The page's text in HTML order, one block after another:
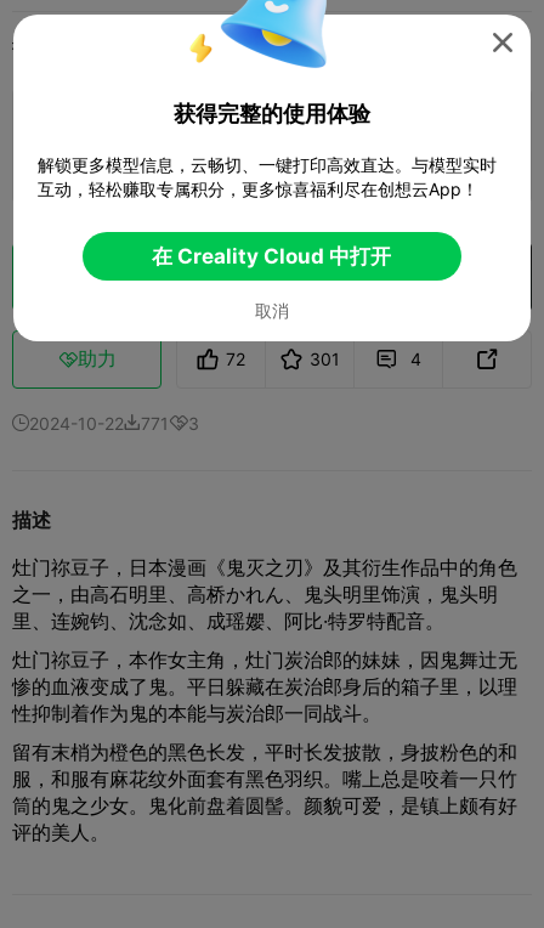
打印配置 其他 
 添加打印配置
赚取更多积分
切片 在 Creality Cloud 中打开
助力 72 301  4 
2024-10-227713
描述
灶门祢豆子，日本漫画《鬼灭之刃》及其衍生作品中的角色
之一，由高石明里、高桥かれん、鬼头明里饰演，鬼头明
里、连婉钧、沈念如、成瑶孆、阿比·特罗特配音。
灶门祢豆子，本作女主角，灶门炭治郎的妹妹，因鬼舞辻无
惨的血液变成了鬼。平日躲藏在炭治郎身后的箱子里，以理
性抑制着作为鬼的本能与炭治郎一同战斗。
留有末梢为橙色的黑色长发，平时长发披散，身披粉色的和
服，和服有麻花纹外面套有黑色羽织。嘴上总是咬着一只竹
筒的鬼之少女。鬼化前盘着圆髻。颜貌可爱，是镇上颇有好
评的美人。

获得完整的使用体验
解锁更多模型信息，云畅切、一键打印高效直达。与模型实时
互动，轻松赚取专属积分，更多惊喜福利尽在创想云App！
在 Creality Cloud 中打开
取消